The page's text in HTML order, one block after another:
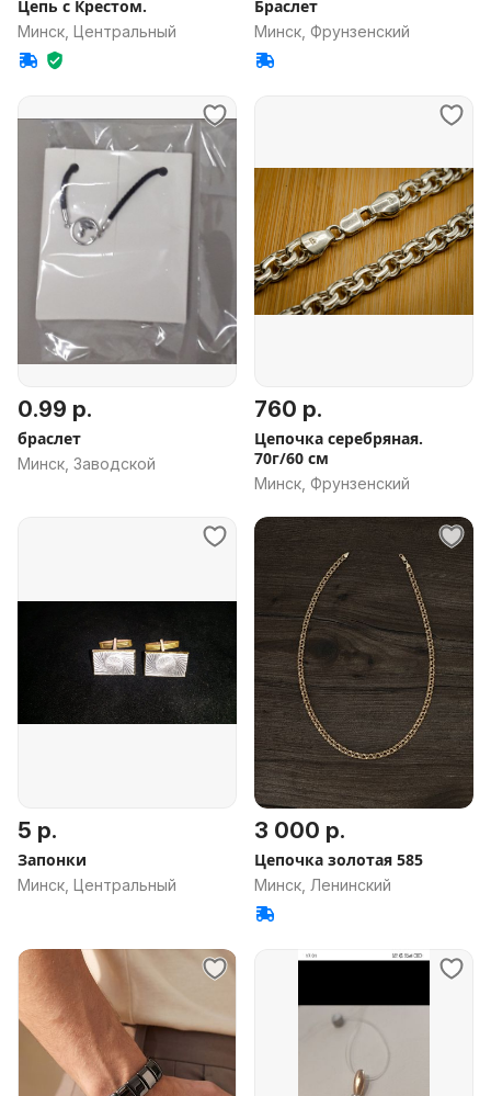
Цепь с Крестом.
Минск, Центральный
Браслет
Минск, Фрунзенский
0.99 р.
браслет
Минск, Заводской
760 р.
Цепочка серебряная.
70г/60 см
Минск, Фрунзенский
5 р.
Запонки
Минск, Центральный
3 000 р.
Цепочка золотая 585
Минск, Ленинский